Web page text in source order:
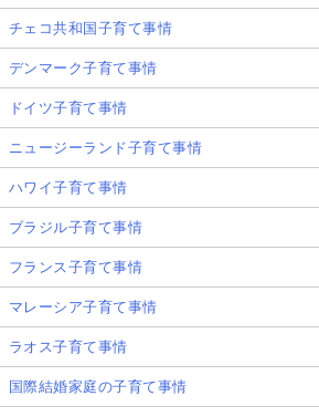
子どもたちの興味に合わせたアクテ
とができます。
さらに、多くのアクティビティに
が含まれており、無料で1週間参加
さんあります。
これは、親にとってはとてもありが
す。
私が住むウプサラ市では、毎年夏の
報を以下のサイトで公開しています
チェコ共和国子育て事情
デンマーク子育て事情
ドイツ子育て事情
ニュージーランド子育て事情
ハワイ子育て事情
ブラジル子育て事情
フランス子育て事情
マレーシア子育て事情
ラオス子育て事情
国際結婚家庭の子育て事情